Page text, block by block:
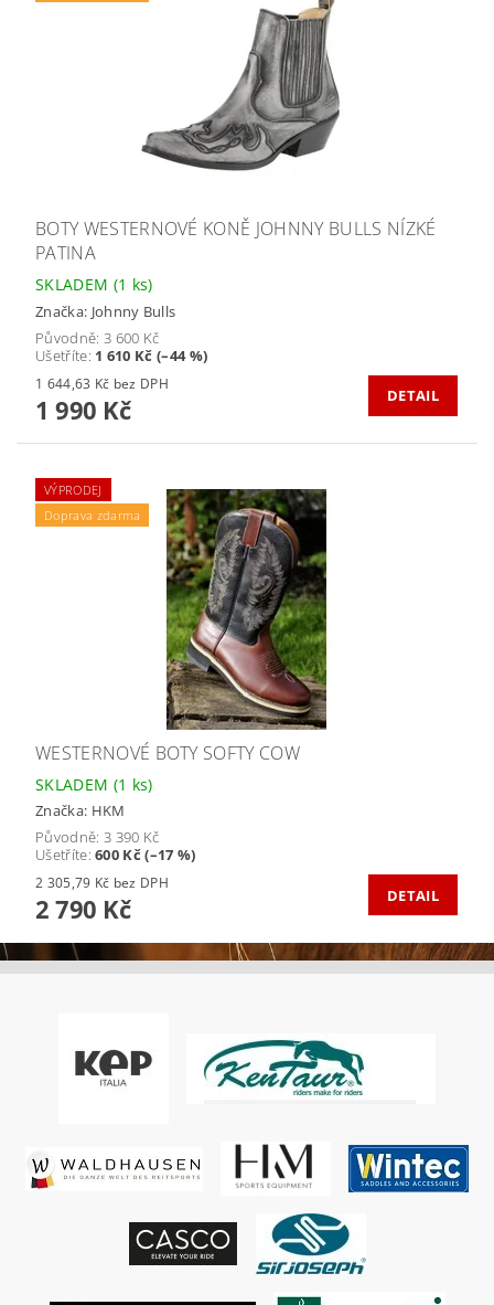
BOTY WESTERNOVÉ KONĚ JOHNNY BULLS NÍZKÉ
PATINA
SKLADEM (1 ks)
Značka: Johnny Bulls
Původně: 3 600 Kč
Ušetříte: 1 610 Kč (–44 %)
1 644,63 Kč bez DPH
1 990 Kč DETAIL
VÝPRODEJ
Doprava zdarma
WESTERNOVÉ BOTY SOFTY COW
SKLADEM (1 ks)
Značka: HKM
Původně: 3 390 Kč
Ušetříte:600 Kč (–17 %)
2 305,79 Kč bez DPH
2 790 Kč DETAIL